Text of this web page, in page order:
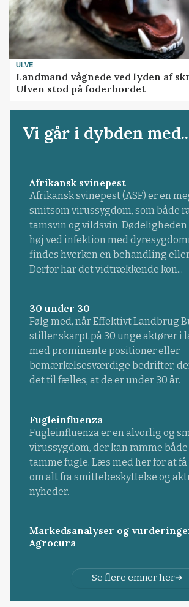
ULVE
Landmand vågnede ved lyden af
Ulven stod på foderbordet
Vi går i dybden
Afrikansk svinepest
Afrikansk svinepest (ASF) er en
smitsom virussygdom, som både
tamsvin og vildsvin.
høj ved infektion med
findes hverken en behandling
Derfor har det vidtrækkende kon...
30 under 30
Følg med, når Effektivt Landbrug
stiller skarpt på 30 unge aktører i
med prominente positioner eller
bemærkelsesværdige bedrifter,
det til fælles, at de er under 30 år.
Fugleinfluenza
Fugleinfluenza er en alvorlig og
virussygdom, der kan ramme
tamme fugle. Læs med her for at
om alt fra smittebeskyttelse og
nyheder.
Markedsanalyser og
Agrocura
Se flere emner her